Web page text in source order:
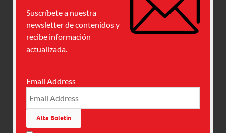
Suscríbete a nuestra
newsletter de contenidos y
recibe información
actualizada.
Email Address